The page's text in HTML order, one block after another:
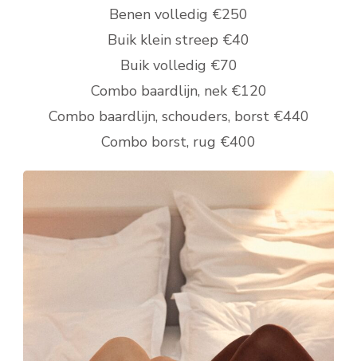
Benen volledig €250
Buik klein streep €40
Buik volledig €70
Combo baardlijn, nek €120
Combo baardlijn, schouders, borst €440
Combo borst, rug €400